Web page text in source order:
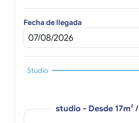
Fecha de llegada
Studio
studio - Desde 17m² /